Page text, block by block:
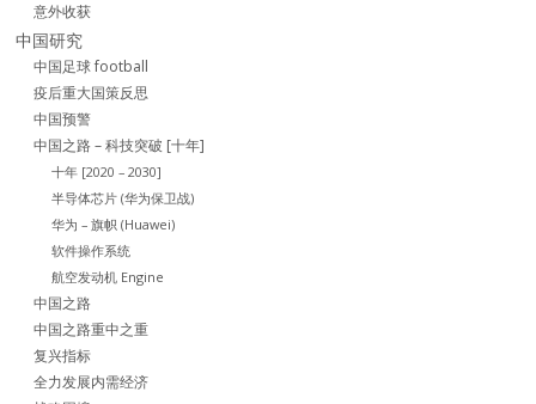
意外收获
中国研究
中国足球 football
疫后重大国策反思
中国预警
中国之路 – 科技突破 [十年]
十年 [2020 – 2030]
半导体芯片 (华为保卫战)
华为 – 旗帜 (Huawei)
软件操作系统
航空发动机 Engine
中国之路
中国之路重中之重
复兴指标
全力发展内需经济